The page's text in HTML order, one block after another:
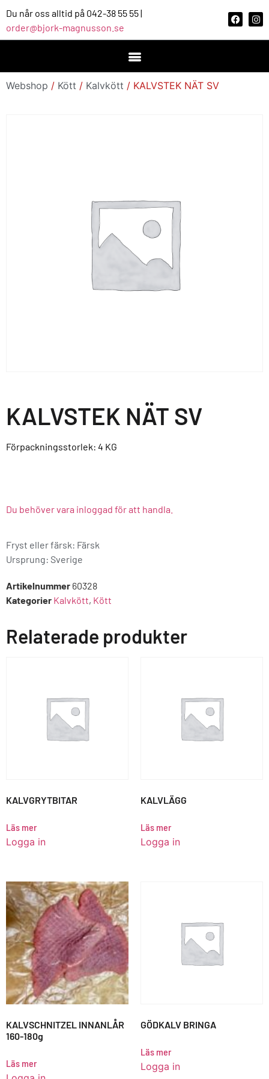
Du når oss alltid på 042-38 55 55 |
order@bjork-magnusson.se
Webshop / Kött / Kalvkött / KALVSTEK NÄT SV
KALVSTEK NÄT SV
Förpackningsstorlek: 4 KG
Du behöver vara inloggad för att handla.
Fryst eller färsk: Färsk
Ursprung: Sverige
Artikelnummer 60328
Kategorier Kalvkött, Kött
Relaterade produkter
KALVGRYTBITAR
Läs mer
Logga in
KALVLÄGG
Läs mer
Logga in
KALVSCHNITZEL INNANLÅR
160-180g
Läs mer
GÖDKALV BRINGA
Läs mer
Logga in